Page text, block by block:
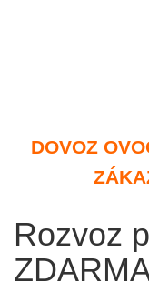
DOVOZ
Rozvoz